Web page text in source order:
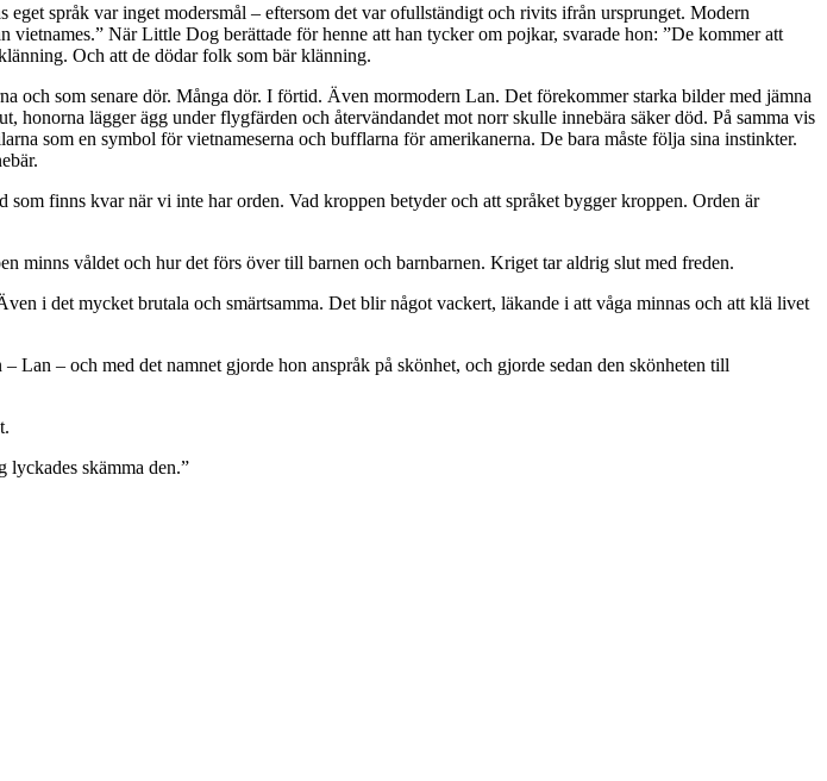
språk var inget modersmål – eftersom det var ofullständigt och rivits ifrån ursprunget. Modern
När Little Dog berättade för henne att han tycker om pojkar, svarade hon: ”De kommer att
Och att de dödar folk som bär klänning.
som senare dör. Många dör. I förtid. Även mormodern Lan. Det förekommer starka bilder med jämna
lägger ägg under flygfärden och återvändandet mot norr skulle innebära säker död. På samma vis
som en symbol för vietnameserna och bufflarna för amerikanerna. De bara måste följa sina instinkter.
finns kvar när vi inte har orden. Vad kroppen betyder och att språket bygger kroppen. Orden är
minns våldet och hur det förs över till barnen och barnbarnen. Kriget tar aldrig slut med freden.
i det mycket brutala och smärtsamma. Det blir något vackert, läkande i att våga minnas och att klä livet
– och med det namnet gjorde hon anspråk på skönhet, och gjorde sedan den skönheten till
lyckades skämma den.”